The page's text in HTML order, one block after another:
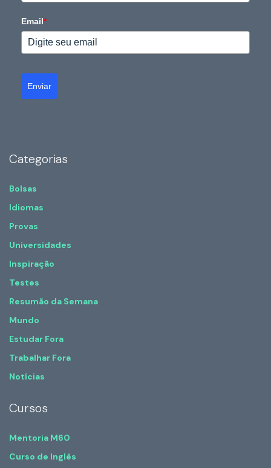
Email*
Enviar
Categorias
Bolsas
Idiomas
Provas
Universidades
Inspiração
Testes
Resumão da Semana
Mundo
Estudar Fora
Trabalhar Fora
Notícias
Cursos
Mentoria M60
Curso de Inglês